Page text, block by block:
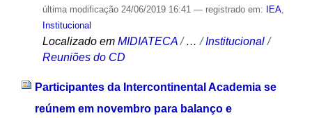
última modificação24/06/2019 16:41 — registrado em: IEA,
Institucional
Localizado em MIDIATECA /…/Institucional /
Reuniões do CD
Participantes da Intercontinental Academia se
reúnem em novembro para balanço e